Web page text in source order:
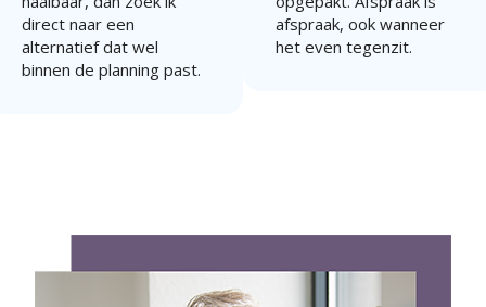
direct naar een
alternatief dat wel
binnen de planning past.
afspraak, ook wanneer
het even tegenzit.